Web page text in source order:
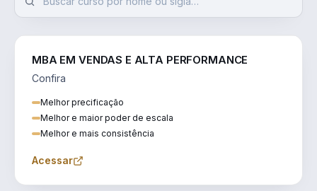
MBA EM VENDAS E ALTA PERFORMANCE
Confira
Melhor precificação
Melhor e maior poder de escala
Melhor e mais consistência
Acessar